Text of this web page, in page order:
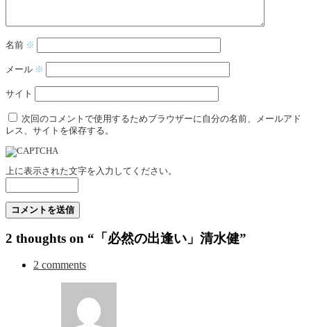
名前 ※
メール ※
サイト
次回のコメントで使用するためブラウザーに自分の名前、メールアド
レス、サイトを保存する。
上に表示された文字を入力してください。
2 thoughts on “「必然の出逢い」清水健”
2 comments